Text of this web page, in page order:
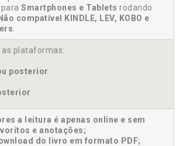
Smartphones e Tablets rodando
Não compatível KINDLE, LEV, KOBO e
as plataformas:
posterior
a leitura é apenas online e sem
e anotações;
do livro em formato PDF;